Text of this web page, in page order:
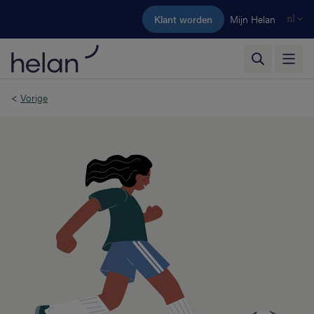
Ga naar de hoofdinhoud
Klant worden Mijn Helan nl
< Vorige